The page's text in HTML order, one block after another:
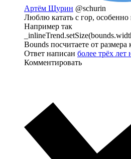
Артём Щурин @schurin
Люблю катать с гор, особенно
Например так
Bounds посчитаете от размера
Ответ написан более трёх лет
Комментировать